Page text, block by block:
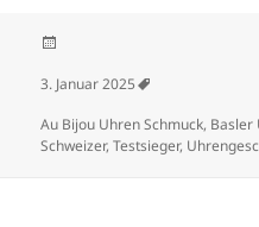
3. Januar 2025
Au Bijou Uhren Schmuck, Basler
Schweizer,Testsieger,